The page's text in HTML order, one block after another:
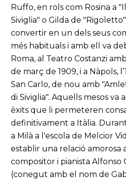
Ruffo, en rols com Rosina a
Siviglia" o Gilda de
convertir en un dels seus
més habituals i amb ell va
Roma, al Teatro Costanzi
de març de 1909, i a Nàpols,
San Carlo, de nou amb
di Siviglia". Aquells mesos va
èxits que li permeteren
definitivament a Itàlia.
a Milà a l'escola de Melcior
establir una relació amorosa
compositor i pianista Alfonso
(conegut amb el nom de